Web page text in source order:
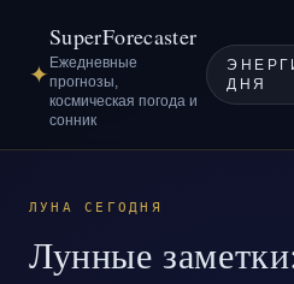
✦
SuperForecaster
Ежедневные
прогнозы,
космическая погода и
сонник
ДНЯ
ЛУНА СЕГОДНЯ
Лунные